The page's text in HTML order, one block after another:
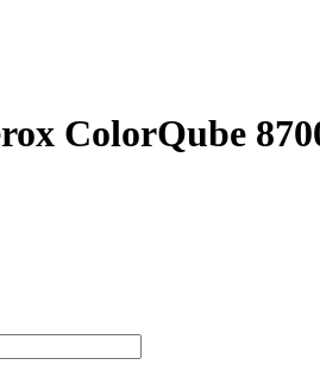
ColorQube